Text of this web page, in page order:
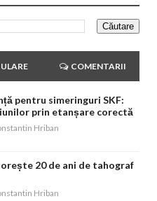
COMENTARII
pentru simeringuri SKF:
prin etanșare corectă
Hriban
20 de ani de tahograf
Hriban